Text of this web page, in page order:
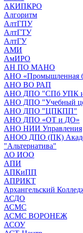
АКИПКРО
Алгоритм
АлтГПУ
АлтГТУ
АлтГУ
АМИ
АмИРО
АН ПО МАНО
АНО «Промышленная
АНО ВО РАП
АНО ДПО "СПб УПК
АНО ДПО "Учебный
АНО ДПО "ЦПКПП"
АНО ДПО «ОТ и ДО»
АНО НИИ Управления
АНОО ДПО (ПК)
"Альтернатива"
АО ИОО
АПИ
АПКиПП
АПРИКТ
Архангельский
АСДО
АСМС
АСМС ВОРОНЕЖ
АСОУ